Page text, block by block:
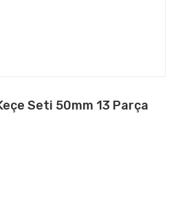
Seti 50mm 13 Parça